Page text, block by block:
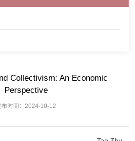
Collectivism: An Economic
Perspective
布时间：2024-10-12